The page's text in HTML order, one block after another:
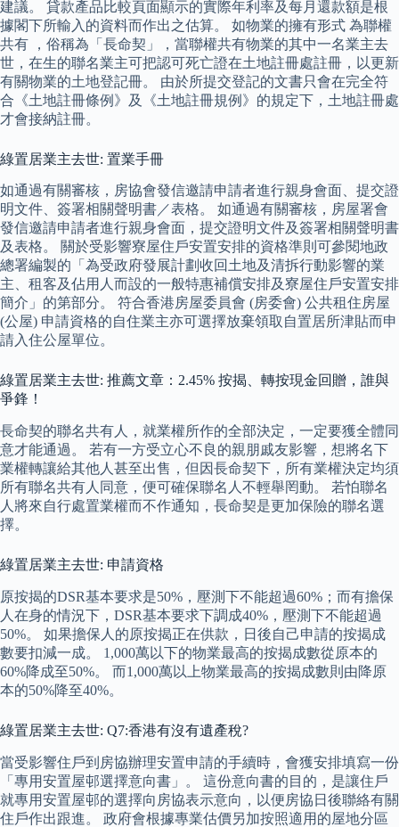
建議。 貸款產品比較頁面顯示的實際年利率及每月還款額是根
據閣下所輸入的資料而作出之估算。 如物業的擁有形式 為聯權
共有 ，俗稱為「長命契」，當聯權共有物業的其中一名業主去
世，在生的聯名業主可把認可死亡證在土地註冊處註冊，以更新
有關物業的土地登記冊。 由於所提交登記的文書只會在完全符
合《土地註冊條例》及《土地註冊規例》的規定下，土地註冊處
才會接納註冊。
綠置居業主去世: 置業手冊
如通過有關審核，房協會發信邀請申請者進行親身會面、提交證
明文件、簽署相關聲明書／表格。 如通過有關審核，房屋署會
發信邀請申請者進行親身會面，提交證明文件及簽署相關聲明書
及表格。 關於受影響寮屋住戶安置安排的資格準則可參閱地政
總署編製的「為受政府發展計劃收回土地及清拆行動影響的業
主、租客及佔用人而設的一般特惠補償安排及寮屋住戶安置安排
簡介」的第部分。 符合香港房屋委員會 (房委會) 公共租住房屋
(公屋) 申請資格的自住業主亦可選擇放棄領取自置居所津貼而申
請入住公屋單位。
綠置居業主去世: 推薦文章：2.45% 按揭、轉按現金回贈，誰與
爭鋒！
長命契的聯名共有人，就業權所作的全部決定，一定要獲全體同
意才能通過。 若有一方受立心不良的親朋戚友影響，想將名下
業權轉讓給其他人甚至出售，但因長命契下，所有業權決定均須
所有聯名共有人同意，便可確保聯名人不輕舉罔動。 若怕聯名
人將來自行處置業權而不作通知，長命契是更加保險的聯名選
擇。
綠置居業主去世: 申請資格
原按揭的DSR基本要求是50%，壓測下不能超過60%；而有擔保
人在身的情況下，DSR基本要求下調成40%，壓測下不能超過
50%。 如果擔保人的原按揭正在供款，日後自己申請的按揭成
數要扣減一成。 1,000萬以下的物業最高的按揭成數從原本的
60%降成至50%。 而1,000萬以上物業最高的按揭成數則由降原
本的50%降至40%。
綠置居業主去世: Q7:香港有沒有遺產稅?
當受影響住戶到房協辦理安置申請的手續時，會獲安排填寫一份
「專用安置屋邨選擇意向書」。 這份意向書的目的，是讓住戶
就專用安置屋邨的選擇向房協表示意向，以便房協日後聯絡有關
住戶作出跟進。 政府會根據專業估價另加按照適用的屋地分區